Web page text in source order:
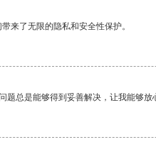
来了无限的隐私和安全性保护。
总是能够得到妥善解决，让我能够放